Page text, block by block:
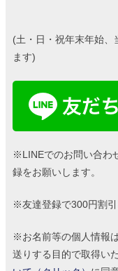
(土・日・祝年末年始、
ます)
※LINEでのお問い合わ
録をお願いします。
※友達登録で300円割引
※お名前等の個人情報
送りする目的で取得い